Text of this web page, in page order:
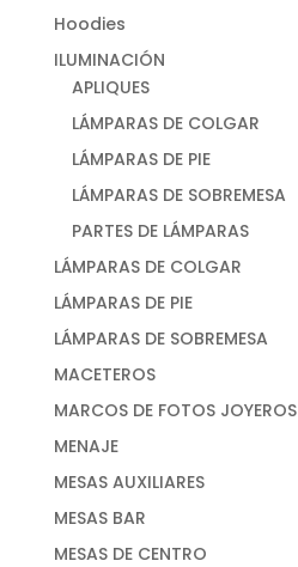
Hoodies
ILUMINACIÓN
APLIQUES
LÁMPARAS DE COLGAR
LÁMPARAS DE PIE
LÁMPARAS DE SOBREMESA
PARTES DE LÁMPARAS
LÁMPARAS DE COLGAR
LÁMPARAS DE PIE
LÁMPARAS DE SOBREMESA
MACETEROS
MARCOS DE FOTOS JOYEROS
MENAJE
MESAS AUXILIARES
MESAS BAR
MESAS DE CENTRO